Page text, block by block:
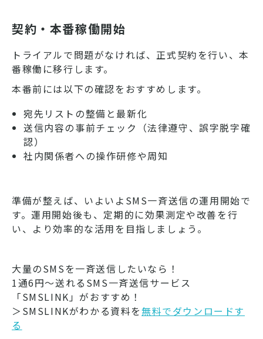
契約・本番稼働開始
トライアルで問題がなければ、正式契約を行い、本
番稼働に移行します。
本番前には以下の確認をおすすめします。
宛先リストの整備と最新化
送信内容の事前チェック（法律遵守、誤字脱字確
認）
社内関係者への操作研修や周知
準備が整えば、いよいよSMS一斉送信の運用開始で
す。運用開始後も、定期的に効果測定や改善を行
い、より効率的な活用を目指しましょう。
大量のSMSを一斉送信したいなら！
1通6円～送れるSMS一斉送信サービス
「SMSLINK」がおすすめ！
＞SMSLINKがわかる資料を無料でダウンロードす
る